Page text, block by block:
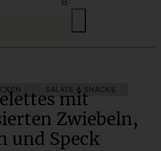
SALATE & SNACKS
mit
Zwiebeln,
und Speck